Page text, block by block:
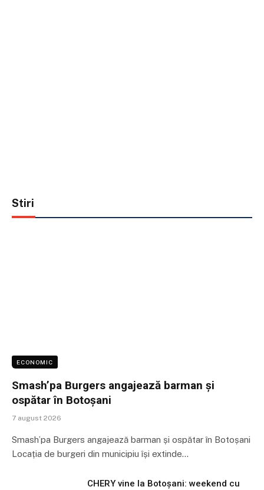
Stiri
ECONOMIC
Smash’pa Burgers angajează barman și
ospătar în Botoșani
7 august 2026
Smash’pa Burgers angajează barman și ospătar în Botoșani
Locația de burgeri din municipiu își extinde…
CHERY vine la Botoșani: weekend cu